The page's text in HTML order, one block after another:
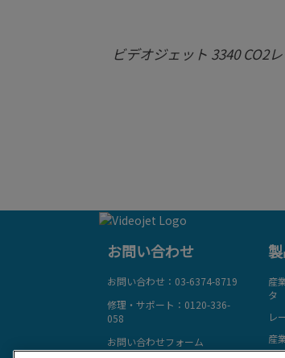
ビデオジェット 3340 CO2
お問い合わせ
お問い合わせ：03-6374-8719
修理・サポート：0120-336-
058
お問い合わせフォーム
産
タ
レ
産